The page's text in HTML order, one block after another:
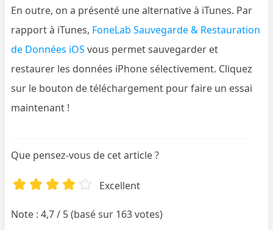
En outre, on a présenté une alternative à iTunes. Par
rapport à iTunes, FoneLab Sauvegarde & Restauration
de Données iOS vous permet sauvegarder et
restaurer les données iPhone sélectivement. Cliquez
sur le bouton de téléchargement pour faire un essai
maintenant !
Que pensez-vous de cet article ?
Excellent
Note : 4,7 / 5 (basé sur 163 votes)